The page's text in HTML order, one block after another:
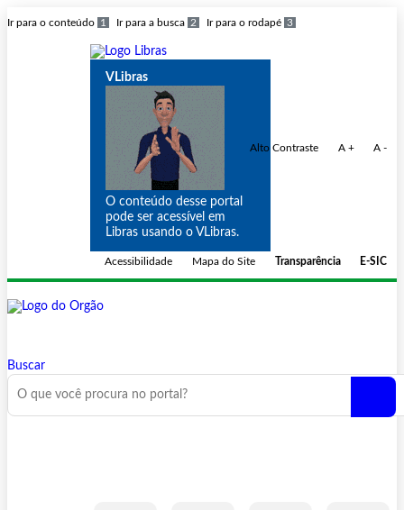
Ir para o conteúdo 1 Ir para a busca 2 Ir para o rodapé 3
VLibras
O conteúdo desse portal
pode ser acessível em
Libras usando o VLibras.
Alto Contraste A + A -
Acessibilidade Mapa do Site Transparência E-SIC
Buscar